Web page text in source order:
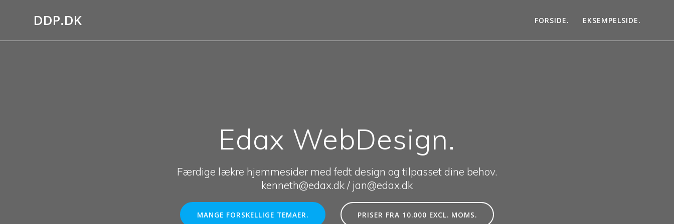
DDP.DK FORSIDE. EKSEMPELSIDE.
Edax WebDesign.
Færdige lækre hjemmesider med fedt design og tilpasset dine behov.
kenneth@edax.dk / jan@edax.dk
MANGE FORSKELLIGE TEMAER. PRISER FRA 10.000 EXCL. MOMS.